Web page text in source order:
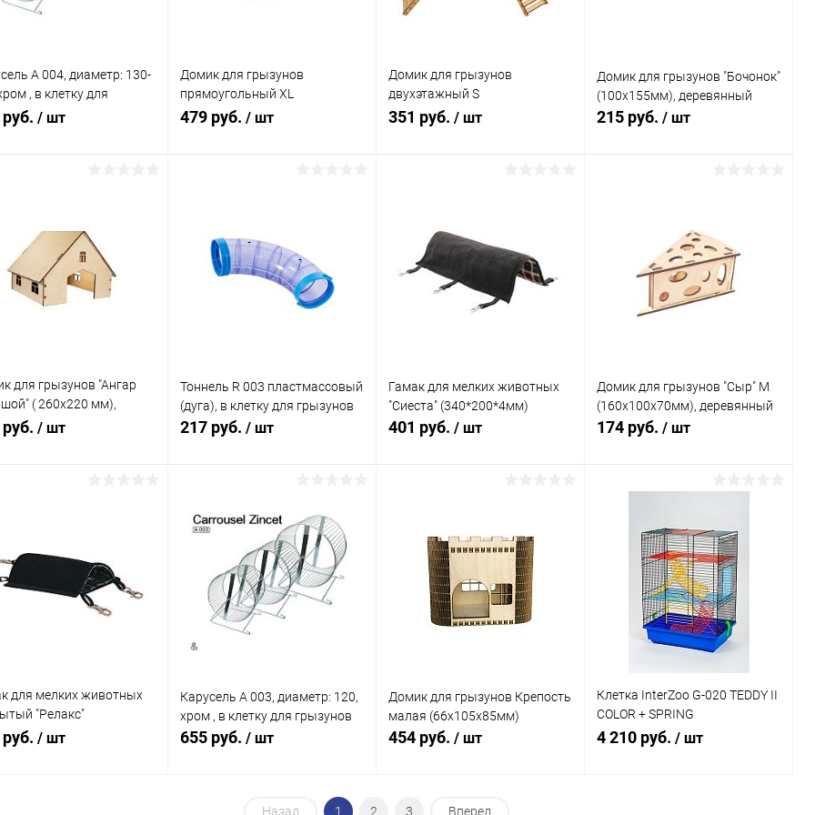
А 004, диаметр: 130-
, в клетку для
/ шт
Купить в 1
В избранное В наличии
Домик для грызунов
прямоугольный XL
(230х170х130мм), деревянный
479 руб. / шт
Купить в 1
В наличии
Домик для грызунов
двухэтажный S
(80х80х135мм), деревянный
351 руб. / шт
Купить в 1
В избранное В наличии
Домик для грызунов "Бочонок"
(100х155мм), деревянный
215 руб. / шт
Сравнение
В избранное В наличии
для грызунов "Ангар
( 260х220 мм),
/ шт
В избранное В наличии
Тоннель R 003 пластмассовый
(дуга), в клетку для грызунов
217 руб. / шт
Купить в 1
Сравнение
В избранное В наличии
Гамак для мелких животных
"Сиеста" (340*200*4мм)
401 руб. / шт
Купить в 1
Сравнение
В избранное В наличии
Домик для грызунов "Сыр" М
(160х100х70мм), деревянный
174 руб. / шт
Купить в 1
Сравнение
В избранное В наличии
для мелких животных
"Релакс"
/ шт
Карусель А 003, диаметр: 120,
хром , в клетку для грызунов
655 руб. / шт
В корзину
Домик для грызунов Крепость
малая (66х105х85мм)
454 руб. / шт
В корзину
Клетка InterZoo G-020 TEDDY II
COLOR + SPRING
(360х240х540мм), для
4 210 руб. / шт
Назад 1 2 3 Вперед